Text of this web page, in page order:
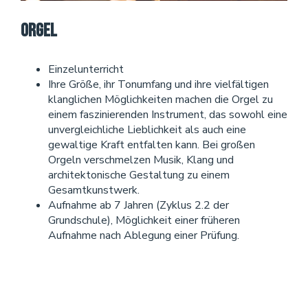
Orgel
Einzelunterricht
Ihre Größe, ihr Tonumfang und ihre vielfältigen
klanglichen Möglichkeiten machen die Orgel zu
einem faszinierenden Instrument, das sowohl eine
unvergleichliche Lieblichkeit als auch eine
gewaltige Kraft entfalten kann. Bei großen
Orgeln verschmelzen Musik, Klang und
architektonische Gestaltung zu einem
Gesamtkunstwerk.
Aufnahme ab 7 Jahren (Zyklus 2.2 der
Grundschule), Möglichkeit einer früheren
Aufnahme nach Ablegung einer Prüfung.